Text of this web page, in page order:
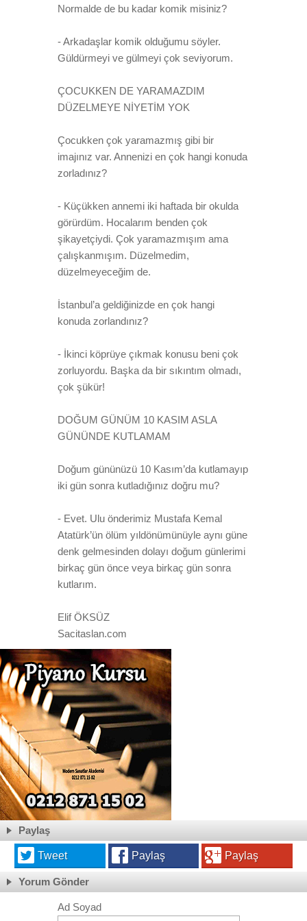
Normalde de bu kadar komik misiniz?
- Arkadaşlar komik olduğumu söyler.
Güldürmeyi ve gülmeyi çok seviyorum.
ÇOCUKKEN DE YARAMAZDIM
DÜZELMEYE NİYETİM YOK
Çocukken çok yaramazmış gibi bir
imajınız var. Annenizi en çok hangi konuda
zorladınız?
- Küçükken annemi iki haftada bir okulda
görürdüm. Hocalarım benden çok
şikayetçiydi. Çok yaramazmışım ama
çalışkanmışım. Düzelmedim,
düzelmeyeceğim de.
İstanbul’a geldiğinizde en çok hangi
konuda zorlandınız?
- İkinci köprüye çıkmak konusu beni çok
zorluyordu. Başka da bir sıkıntım olmadı,
çok şükür!
DOĞUM GÜNÜM 10 KASIM ASLA
GÜNÜNDE KUTLAMAM
Doğum gününüzü 10 Kasım’da kutlamayıp
iki gün sonra kutladığınız doğru mu?
- Evet. Ulu önderimiz Mustafa Kemal
Atatürk’ün ölüm yıldönümünüyle aynı güne
denk gelmesinden dolayı doğum günlerimi
birkaç gün önce veya birkaç gün sonra
kutlarım.
Elif ÖKSÜZ
Sacitaslan.com
Paylaş
Tweet Paylaş Paylaş
Yorum Gönder
Ad Soyad